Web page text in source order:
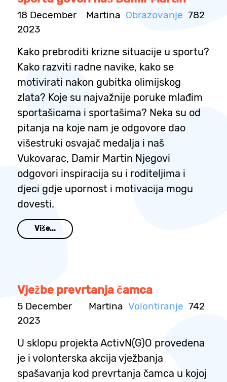
18 December
2023
Martina Obrazovanje 782
Kako prebroditi krizne situacije u sportu?
Kako razviti radne navike, kako se
motivirati nakon gubitka olimijskog
zlata? Koje su najvažnije poruke mlađim
sportašicama i sportašima? Neka su od
pitanja na koje nam je odgovore dao
višestruki osvajač medalja i naš
Vukovarac, Damir Martin Njegovi
odgovori inspiracija su i roditeljima i
djeci gdje upornost i motivacija mogu
dovesti.
Više...
Vježbe prevrtanja čamca
5 December
2023
Martina Volontiranje 742
U sklopu projekta ActivN(G)O provedena
je i volonterska akcija vježbanja
spašavanja kod prevrtanja čamca u kojoj